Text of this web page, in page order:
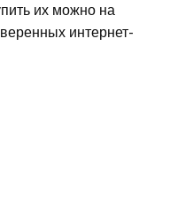
их можно на
интернет-